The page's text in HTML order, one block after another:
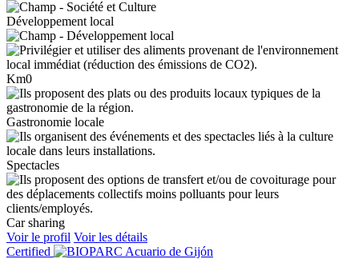
Développement local
Km0
Gastronomie locale
Spectacles
Car sharing
Voir le profil Voir les détails
Certified